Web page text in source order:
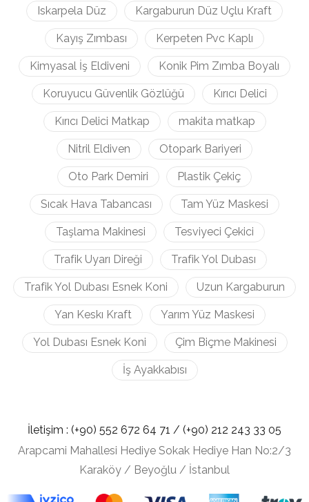
Iskarpela Düz Kargaburun Düz Uçlu Kraft
Kayış Zımbası Kerpeten Pvc Kaplı
Kimyasal İş Eldiveni Konik Pim Zımba Boyalı
Koruyucu Güvenlik Gözlüğü Kırıcı Delici
Kırıcı Delici Matkap makita matkap
Nitril Eldiven Otopark Bariyeri
Oto Park Demiri Plastik Çekiç
Sıcak Hava Tabancası Tam Yüz Maskesi
Taşlama Makinesi Tesviyeci Çekici
Trafik Uyarı Direği Trafik Yol Dubası
Trafik Yol Dubası Esnek Koni Uzun Kargaburun
Yan Keskı Kraft Yarım Yüz Maskesi
Yol Dubası Esnek Koni Çim Biçme Makinesi
İş Ayakkabısı
İletişim : (+90) 552 672 64 71 / (+90) 212 243 33 05
Arapcami Mahallesi Hediye Sokak Hediye Han No:2/3
Karaköy / Beyoğlu / İstanbul